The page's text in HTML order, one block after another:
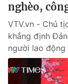
nghèo,
VTV.vn - Chủ
khẳng định
người lao động